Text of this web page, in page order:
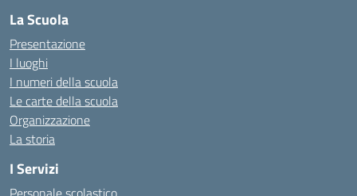
La Scuola
Presentazione
I luoghi
I numeri della scuola
Le carte della scuola
Organizzazione
La storia
I Servizi